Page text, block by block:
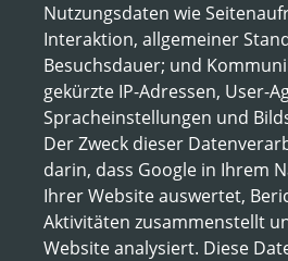
Nutzungsdaten wie
Interaktion, allgemeiner
Besuchsdauer; und
gekürzte IP-Adressen, User-
Spracheinstellungen und
Der Zweck dieser
darin, dass Google in Ihrem
Ihrer Website auswertet,
Aktivitäten zusammenstellt
Website analysiert. Diese